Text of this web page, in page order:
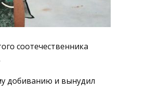
соотечественника
добиванию и вынудил